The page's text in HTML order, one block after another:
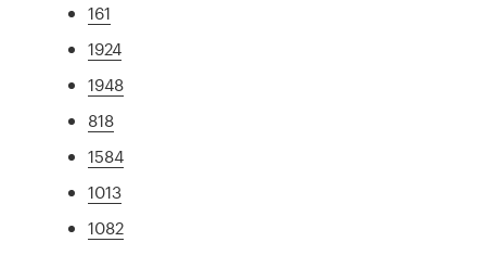
161
1924
1948
818
1584
1013
1082